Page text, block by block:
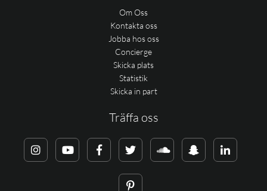
Om Oss
Kontakta oss
Jobba hos oss
Concierge
Skicka plats
Statistik
Skicka in part
Träffa oss